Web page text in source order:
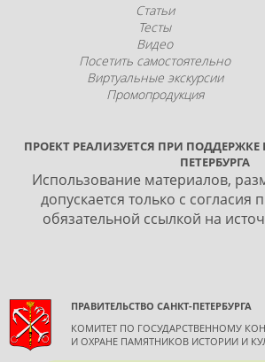
Статьи
Тесты
Видео
Посетить самостоятельно
Виртуальные экскурсии
Промопродукция
ПРОЕКТ РЕАЛИЗУЕТСЯ ПРИ ПОДДЕРЖКЕ
ПЕТЕРБУРГА
Использование материалов,
допускается только с согласия
обязательной ссылкой на
ПРАВИТЕЛЬСТВО САНКТ-ПЕТЕРБУРГА
КОМИТЕТ ПО ГОСУДАРСТВЕННОМУ
И ОХРАНЕ ПАМЯТНИКОВ ИСТОРИИ И